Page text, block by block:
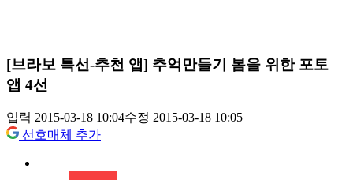
[브라보 특선-추천 앱] 추억만들기 봄을 위한 포토
앱 4선
입력 2015-03-18 10:04수정 2015-03-18 10:05
선호매체 추가